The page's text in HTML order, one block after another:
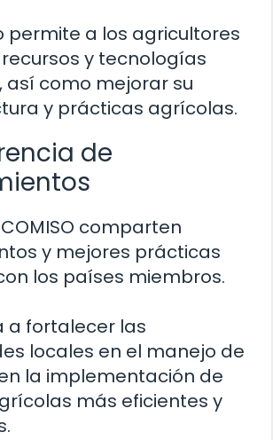
permite a los agricultores
y tecnologías
así como mejorar su
y prácticas agrícolas.
de
COMISO comparten
y mejores prácticas
los países miembros.
a fortalecer las
locales en el manejo de
la implementación de
más eficientes y